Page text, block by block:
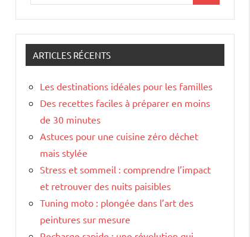
:
ARTICLES RÉCENTS
Les destinations idéales pour les familles
Des recettes faciles à préparer en moins
de 30 minutes
Astuces pour une cuisine zéro déchet
mais stylée
Stress et sommeil : comprendre l’impact
et retrouver des nuits paisibles
Tuning moto : plongée dans l’art des
peintures sur mesure